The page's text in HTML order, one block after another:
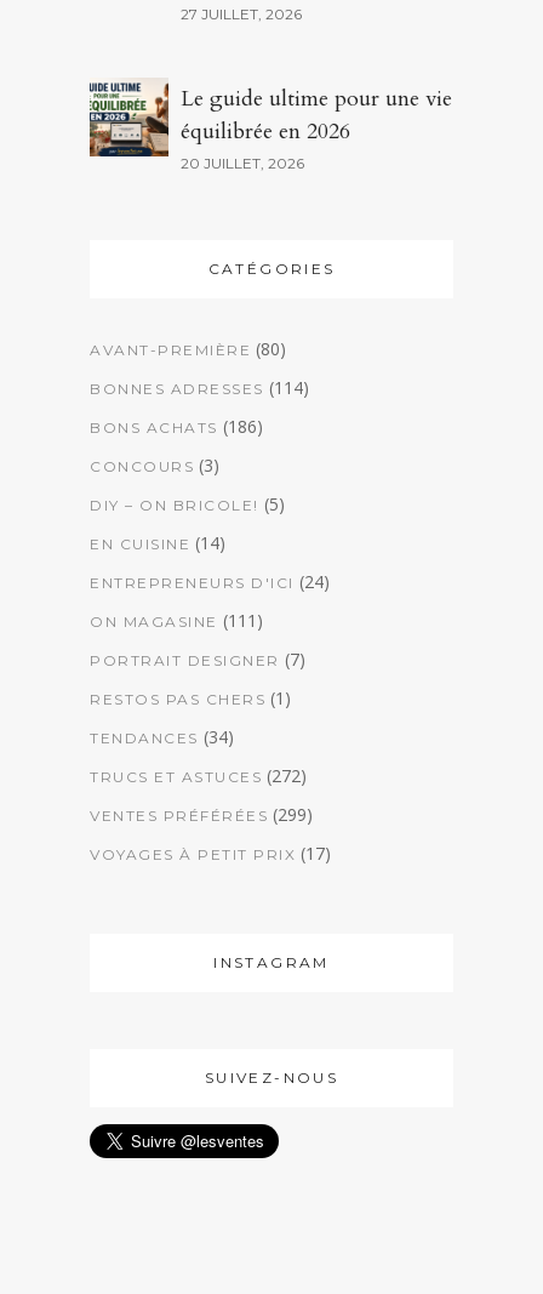
27 JUILLET, 2026
Le guide ultime pour une vie
équilibrée en 2026
20 JUILLET, 2026
CATÉGORIES
AVANT-PREMIÈRE (80)
BONNES ADRESSES (114)
BONS ACHATS (186)
CONCOURS (3)
DIY – ON BRICOLE! (5)
EN CUISINE (14)
ENTREPRENEURS D'ICI (24)
ON MAGASINE (111)
PORTRAIT DESIGNER (7)
RESTOS PAS CHERS (1)
TENDANCES (34)
TRUCS ET ASTUCES (272)
VENTES PRÉFÉRÉES (299)
VOYAGES À PETIT PRIX (17)
INSTAGRAM
SUIVEZ-NOUS